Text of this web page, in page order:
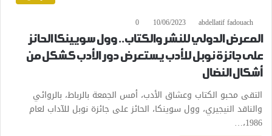
abdellatif fadouach
10/06/2023
0
المعرض الدولي للنشر والكتاب.. وول سويينكا الحائز
على جائزة نوبل للأدب يستعرض دور الأدب كشكل من
أشكال النضال
التقى محبو الكتاب وعشاق الأدب، أمس الجمعة بالرباط، بالروائي
والناقد النيجيري، وول سوينكا، الحائز على جائزة نوبل للآداب لعام
1986،…